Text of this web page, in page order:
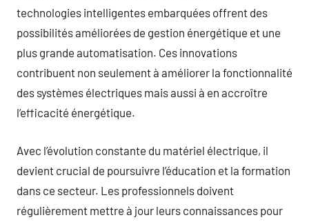
technologies intelligentes embarquées offrent des
possibilités améliorées de gestion énergétique et une
plus grande automatisation. Ces innovations
contribuent non seulement à améliorer la fonctionnalité
des systèmes électriques mais aussi à en accroître
l’efficacité énergétique.
Avec l’évolution constante du matériel électrique, il
devient crucial de poursuivre l’éducation et la formation
dans ce secteur. Les professionnels doivent
régulièrement mettre à jour leurs connaissances pour